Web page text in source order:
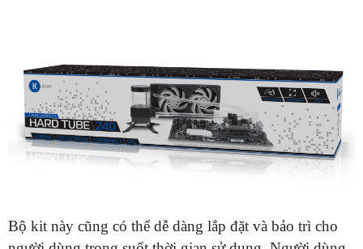
Bộ kit này cũng có thể dễ dàng lắp đặt và bảo trì cho